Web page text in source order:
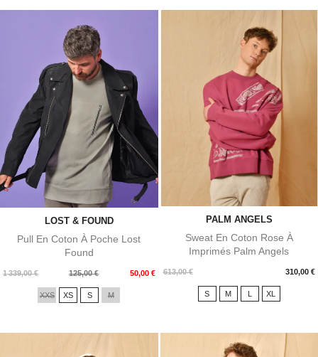
LOST & FOUND
Pull En Coton À Poche Lost
Found
1 339,00 €
Prix
125,00 € 50,00 €
Prix
XXS XS S M
PALM ANGELS
Sweat En Coton Rose À
Imprimés Palm Angels
613,00 € 310,00 €
Prix
S M XL